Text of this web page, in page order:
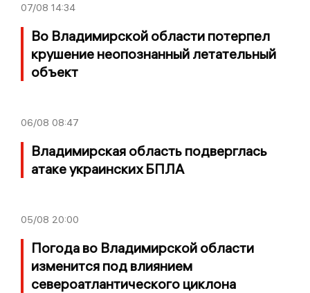
07/08 14:34
Во Владимирской области потерпел
крушение неопознанный летательный
объект
06/08 08:47
Владимирская область подверглась
атаке украинских БПЛА
05/08 20:00
Погода во Владимирской области
изменится под влиянием
североатлантического циклона